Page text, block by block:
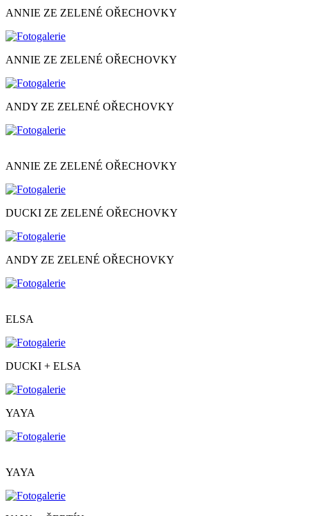
ANNIE ZE ZELENÉ OŘECHOVKY
ANNIE ZE ZELENÉ OŘECHOVKY
ANDY ZE ZELENÉ OŘECHOVKY
ANNIE ZE ZELENÉ OŘECHOVKY
DUCKI ZE ZELENÉ OŘECHOVKY
ANDY ZE ZELENÉ OŘECHOVKY
ELSA
DUCKI + ELSA
YAYA
YAYA